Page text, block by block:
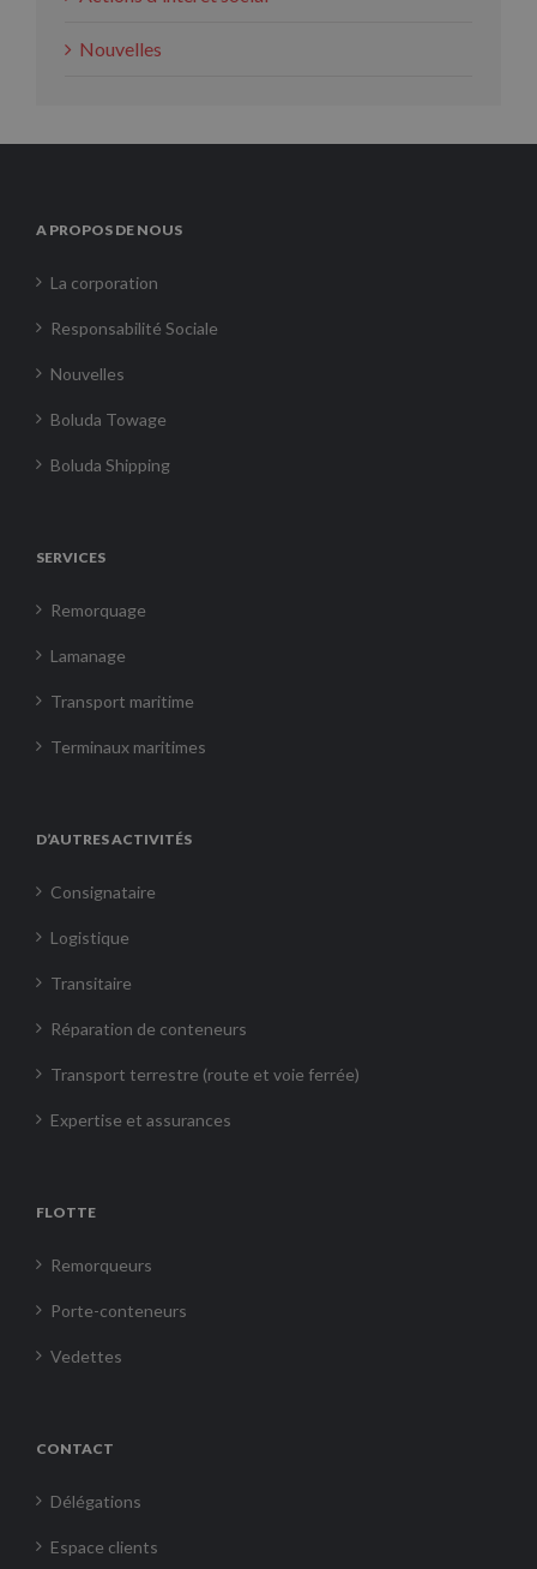
Nouvelles
A PROPOS DE NOUS
La corporation
Responsabilité Sociale
Nouvelles
Boluda Towage
Boluda Shipping
SERVICES
Remorquage
Lamanage
Transport maritime
Terminaux maritimes
D’AUTRES ACTIVITÉS
Consignataire
Logistique
Transitaire
Réparation de conteneurs
Transport terrestre (route et voie ferrée)
Expertise et assurances
FLOTTE
Remorqueurs
Porte-conteneurs
Vedettes
CONTACT
Délégations
Espace clients